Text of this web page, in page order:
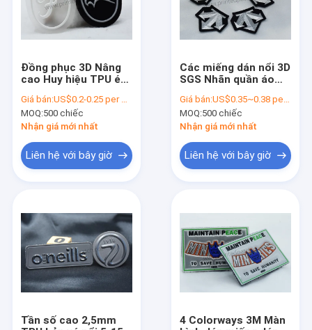
Đồng phục 3D Nâng
cao Huy hiệu TPU ép
bản vá
Giá bán:US$0.2-0.25 per piece
MOQ:500 chiếc
Nhận giá mới nhất
Liên hệ với bây giờ
Các miếng dán nổi 3D
SGS Nhãn quần áo
Giá bán:US$0.35~0.38 per piece
MOQ:500 chiếc
Nhận giá mới nhất
Liên hệ với bây giờ
Tần số cao 2,5mm
4 Colorways 3M Màn